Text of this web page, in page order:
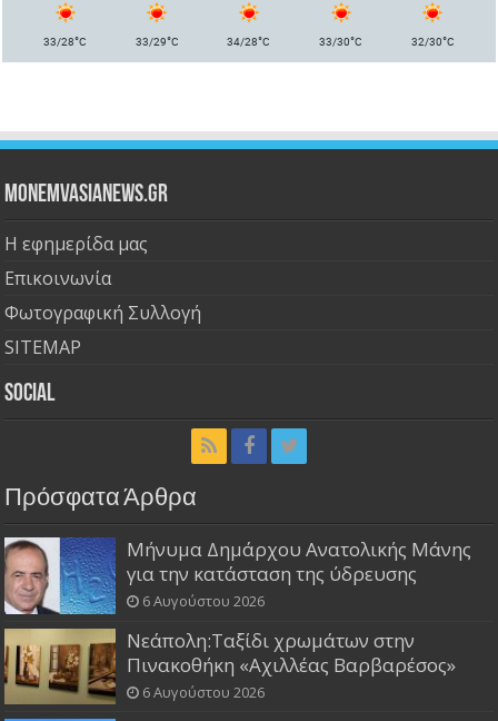
33/28°C 33/29°C 34/28°C 33/30°C 32/30°C
Monemvasianews.gr
Η εφημερίδα μας
Επικοινωνία
Φωτογραφική Συλλογή
SITEMAP
Social
Πρόσφατα Άρθρα
Μήνυμα Δημάρχου Ανατολικής Μάνης
για την κατάσταση της ύδρευσης
6 Αυγούστου 2026
Νεάπολη:Ταξίδι χρωμάτων στην
Πινακοθήκη «Αχιλλέας Βαρβαρέσος»
6 Αυγούστου 2026